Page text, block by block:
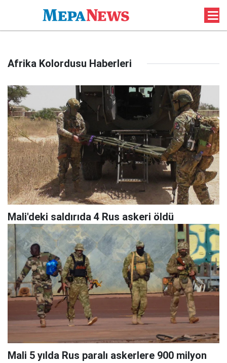
Afrika Kolordusu Haberleri
Mali'deki saldırıda 4 Rus askeri öldü
Mali 5 yılda Rus paralı askerlere 900 milyon